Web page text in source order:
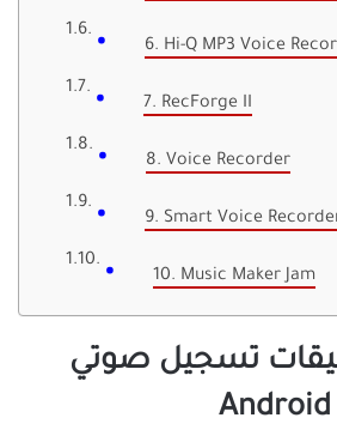
6. Hi-Q MP3 Voice
7. RecForge II
8. Voice Recorder
9. Smart Voice
10. Music Maker Jam
10 تطبيقات تسجيل صوتي